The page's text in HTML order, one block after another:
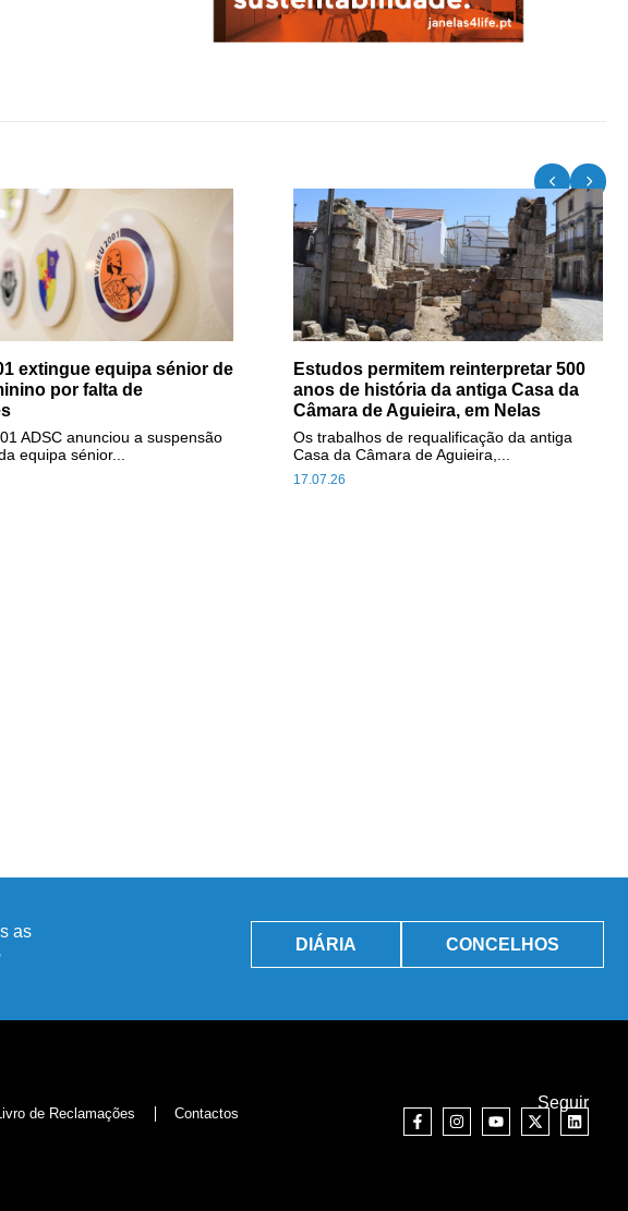
extingue equipa sénior de
por falta de
ADSC anunciou a suspensão
equipa sénior...
Estudos permitem reinterpretar 500
anos de história da antiga Casa da
Câmara de Aguieira, em Nelas
17.07.26
Os trabalhos de requalificação da antiga
Casa da Câmara de Aguieira,...
as
DIÁRIA CONCELHOS
de Reclamações Contactos
Seguir